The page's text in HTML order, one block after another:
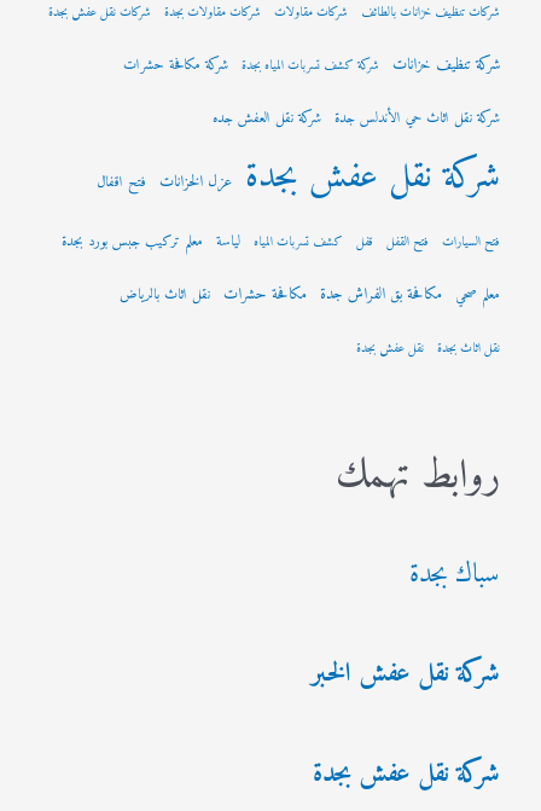
شركات تنظيف خزانات بالطائف شركات مقاولات شركات مقاولات بجدة شركات نقل عفش بجدة
شركة تنظيف خزانات شركة كشف تسربات المياه بجدة شركة مكافحة حشرات
شركة نقل اثاث حي الأندلس جدة شركة نقل العفش جده
شركة نقل عفش بجدة عزل الخزانات فتح اقفال
فتح السيارات فتح القفل قفل كشف تسربات المياه لياسة معلم تركيب جبس بورد بجدة
معلم صحي مكافحة بق الفراش جدة مكافحة حشرات نقل اثاث بالرياض
نقل اثاث بجدة نقل عفش بجدة
روابط تهمك
سباك بجدة
شركة نقل عفش الخبر
شركة نقل عفش بجدة